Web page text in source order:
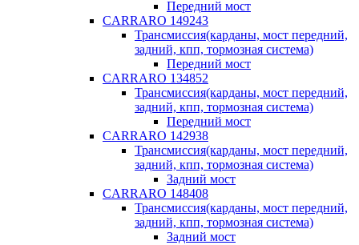
Передний мост
CARRARO 149243
Трансмиссия(карданы, мост передний,
задний, кпп, тормозная система)
Передний мост
CARRARO 134852
Трансмиссия(карданы, мост передний,
задний, кпп, тормозная система)
Передний мост
CARRARO 142938
Трансмиссия(карданы, мост передний,
задний, кпп, тормозная система)
Задний мост
CARRARO 148408
Трансмиссия(карданы, мост передний,
задний, кпп, тормозная система)
Задний мост